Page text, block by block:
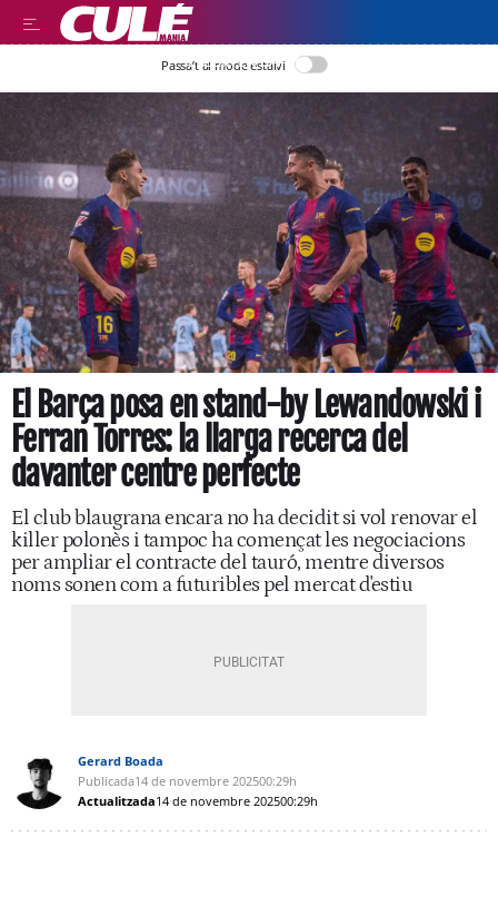
LLEGIR EN CATALÀ
Passa’t al mode estalvi
El Barça posa en stand-by Lewandowski i
Ferran Torres: la llarga recerca del
davanter centre perfecte
El club blaugrana encara no ha decidit si vol renovar el
killer polonès i tampoc ha començat les negociacions
per ampliar el contracte del tauró, mentre diversos
noms sonen com a futuribles pel mercat d'estiu
Gerard Boada
Publicada14 de novembre 202500:29h
Actualitzada14 de novembre 202500:29h